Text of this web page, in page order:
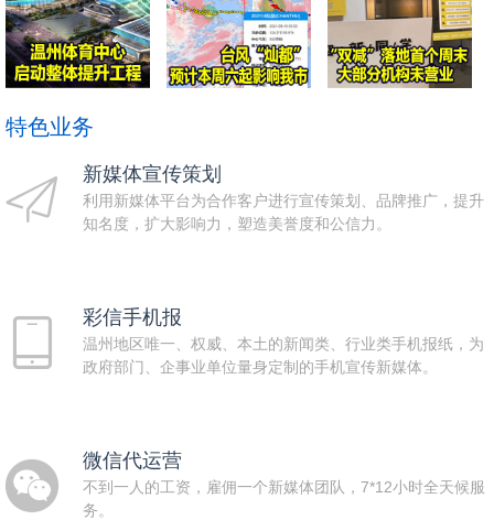
特色业务
新媒体宣传策划
利用新媒体平台为合作客户进行宣传策划、品牌推广，提升
知名度，扩大影响力，塑造美誉度和公信力。
彩信手机报
温州地区唯一、权威、本土的新闻类、行业类手机报纸，为
政府部门、企事业单位量身定制的手机宣传新媒体。
微信代运营
不到一人的工资，雇佣一个新媒体团队，7*12小时全天候服
务。